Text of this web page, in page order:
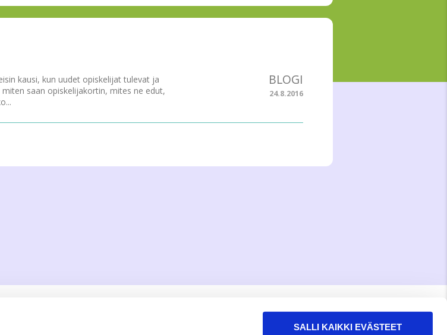
SALLI KAIKKI EVÄSTEET
kausi, kun uudet opiskelijat tulevat ja
saan opiskelijakortin, mites ne edut,
BLOGI
24.8.2016